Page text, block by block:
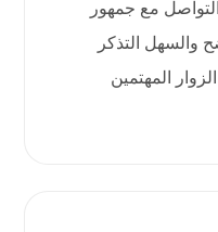
مع جمهور
والسهل التذكر
المهتمين